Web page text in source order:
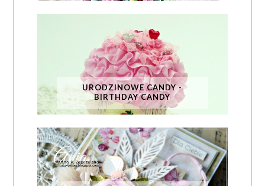
URODZINOWE CANDY -
BIRTHDAY CANDY